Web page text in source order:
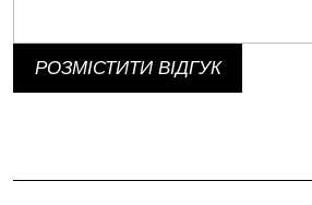
РОЗМІСТИТИ ВІДГУК